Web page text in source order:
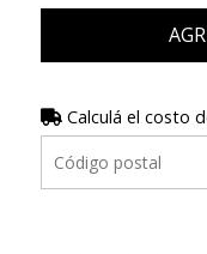
Calculá el costo